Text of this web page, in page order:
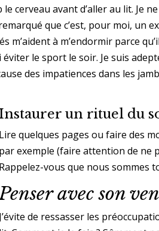
cerveau avant d’aller au lit. Je
que c’est, pour moi, un
m’aident à m’endormir parce
le sport le soir. Je suis
des impatiences dans les
un rituel du
Lire quelques pages ou faire des
par exemple (faire attention de ne
Rappelez-vous que nous sommes
avec son
J’évite de ressasser les